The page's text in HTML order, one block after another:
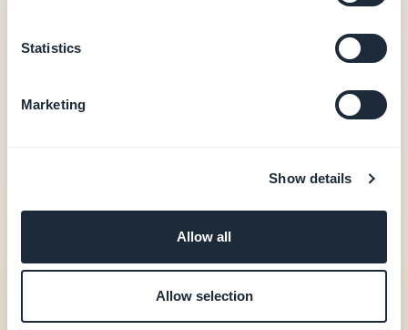
Statistics
Marketing
Show details
Allow all
Allow selection
prix et les stocks,
consulter et mettre
commandes et leur
clients, envoyer
push.
des articles, des
événements, des
galeries photo et